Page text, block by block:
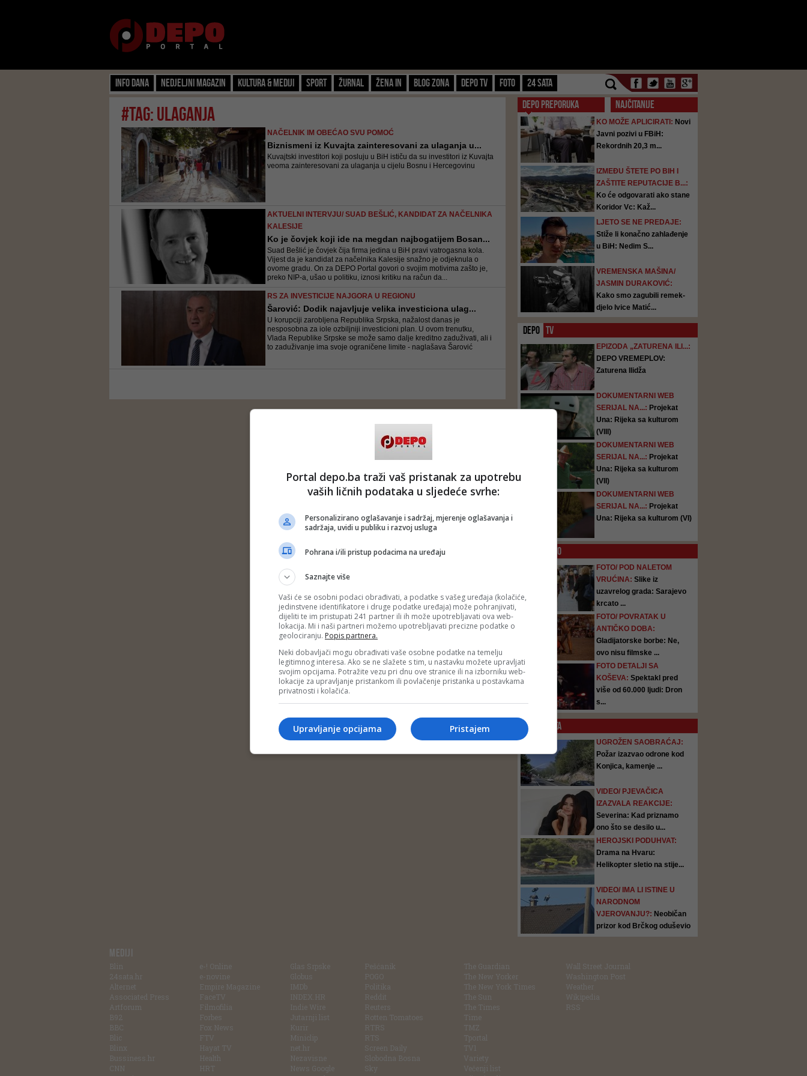
Info dana Nedjeljni magazin Kultura & Mediji Sport Žurnal Žena IN Blog zona Depo TV FOTO 24 SATA
#tag: ulaganja
NAČELNIK IM OBEĆAO SVU POMOĆ
Biznismeni iz Kuvajta zainteresovani za ulaganja u...
Kuvajtski investitori koji posluju u BiH ističu da su investitori iz Kuvajta
veoma zainteresovani za ulaganja u cijelu Bosnu i Hercegovinu
AKTUELNI INTERVJU/ SUAD BEŠLIĆ, KANDIDAT ZA NAČELNIKA
KALESIJE
Ko je čovjek koji ide na megdan najbogatijem Bosan...
Suad Bešlić je čovjek čija firma jedina u BiH pravi vatrogasna kola.
Vijest da je kandidat za načelnika Kalesije snažno je odjeknula o
ovome gradu. On za DEPO Portal govori o svojim motivima zašto je,
preko NIP-a, ušao u politiku, iznosi kritiku na račun da...
RS ZA INVESTICIJE NAJGORA U REGIONU
Šarović: Dodik najavljuje velika investiciona ulag...
U korupciji zarobljena Republika Srpska, nažalost danas je
nesposobna za iole ozbiljniji investicioni plan. U ovom trenutku,
Vlada Republike Srpske se može samo dalje kreditno zaduživati, ali i
to zaduživanje ima svoje ograničene limite - naglašava Šarović
DEPO PREPORUKA NAJČITANIJE
KO MOŽE APLICIRATI: Novi
Javni pozivi u FBiH:
Rekordnih 20,3 m...
IZMEĐU ŠTETE PO BIH I
ZAŠTITE REPUTACIJE B...:
Ko će odgovarati ako stane
Koridor Vc: Kaž...
LJETO SE NE PREDAJE:
Stiže li konačno zahlađenje
u BiH: Nedim S...
VREMENSKA MAŠINA/
JASMIN DURAKOVIĆ:
Kako smo zagubili remek-
djelo Ivice Matić...
DEPO TV
EPIZODA „ZATURENA ILI...:
DEPO VREMEPLOV:
Zaturena Ilidža
DOKUMENTARNI WEB
SERIJAL NA...: Projekat
Una: Rijeka sa kulturom
(VIII)
DOKUMENTARNI WEB
SERIJAL NA...: Projekat
Una: Rijeka sa kulturom
(VII)
DOKUMENTARNI WEB
SERIJAL NA...: Projekat
Una: Rijeka sa kulturom (VI)
FOTO
FOTO/ POD NALETOM
VRUĆINA: Slike iz
uzavrelog grada: Sarajevo
krcato ...
FOTO/ POVRATAK U
ANTIČKO DOBA:
Gladijatorske borbe: Ne,
ovo nisu filmske ...
FOTO DETALJI SA
KOŠEVA: Spektakl pred
više od 60.000 ljudi: Dron
s...
24 SATA
UGROŽEN SAOBRAĆAJ:
Požar izazvao odrone kod
Konjica, kamenje ...
VIDEO/ PJEVAČICA
IZAZVALA REAKCIJE:
Severina: Kad priznamo
ono što se desilo u...
HEROJSKI PODUHVAT:
Drama na Hvaru:
Helikopter sletio na stije...
VIDEO/ IMA LI ISTINE U
NARODNOM
VJEROVANJU?: Neobičan
prizor kod Brčkog oduševio
ljude:...
MEDIJI
Blin
24sata.hr
Alternet
Associated Press
Artforum
B92
BBC
Blic
Blinx
Bussiness.hr
CNN
e-! Online
e-novine
Empire Magazine
FaceTV
Filmofilia
Forbes
Fox News
FTV
Hayat TV
Health
HRT
Glas Srpske
Globus
IMDb
INDEX.HR
Indie Wire
Jutarnji list
Kurir
Miniclip
net.hr
Nezavisne
News Google
Pešćanik
POGO
Politika
Reddit
Reuters
Rotten Tomatoes
RTRS
RTS
Screen Daily
Slobodna Bosna
Sky
The Guardian
The New Yorker
The New York Times
The Sun
The Times
Time
TMZ
Tportal
TV1
Variety
Večenji list
Wall Street Journal
Washington Post
Weather
Wikipedia
RSS
Portal depo.ba traži vaš pristanak za upotrebu
vaših ličnih podataka u sljedeće svrhe:
Personalizirano oglašavanje i sadržaj, mjerenje oglašavanja i
sadržaja, uvidi u publiku i razvoj usluga
Pohrana i/ili pristup podacima na uređaju
Saznajte više
Vaši će se osobni podaci obrađivati, a podatke s vašeg uređaja (kolačiće,
jedinstvene identifikatore i druge podatke uređaja) može pohranjivati,
dijeliti te im pristupati 241 partner ili ih može upotrebljavati ova web-
lokacija. Mi i naši partneri možemo upotrebljavati precizne podatke o
geolociranju. Popis partnera.
Neki dobavljači mogu obrađivati vaše osobne podatke na temelju
legitimnog interesa. Ako se ne slažete s tim, u nastavku možete upravljati
svojim opcijama. Potražite vezu pri dnu ove stranice ili na izborniku web-
lokacije za upravljanje pristankom ili povlačenje pristanka u postavkama
privatnosti i kolačića.
Pristajem
Upravljanje opcijama